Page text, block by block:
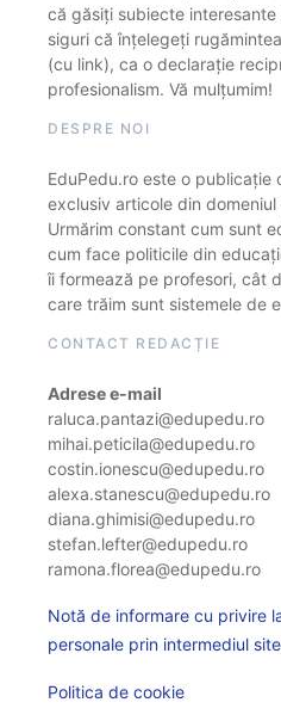
că găsiți subiecte
siguri că înțelegeți
(cu link), ca o declarație
profesionalism. Vă mulțumim!
DESPRE NOI
EduPedu.ro este o publicație
exclusiv articole din
Urmărim constant cum sunt
cum face politicile din
îi formează pe profesori, cât
care trăim sunt sistemele de
CONTACT REDACȚIE
Adrese e-mail
raluca.pantazi@edupedu.ro
mihai.peticila@edupedu.ro
costin.ionescu@edupedu.ro
alexa.stanescu@edupedu.ro
diana.ghimisi@edupedu.ro
stefan.lefter@edupedu.ro
ramona.florea@edupedu.ro
Notă de informare cu privire
personale prin intermediul
Politica de cookie